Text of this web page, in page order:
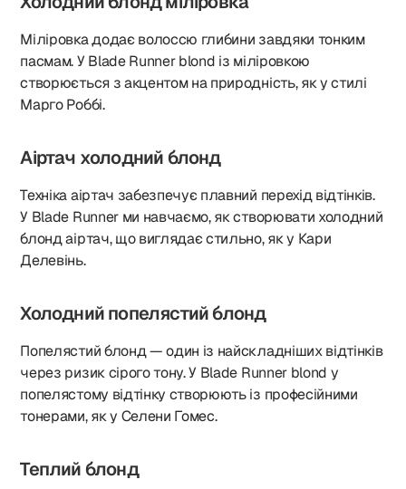
Міліровка додає волоссю глибини завдяки тонким
пасмам. У Blade Runner blond із міліровкою
створюється з акцентом на природність, як у стилі
Марго Роббі.
Аіртач холодний блонд
Техніка аіртач забезпечує плавний перехід відтінків.
У Blade Runner ми навчаємо, як створювати холодний
блонд аіртач, що виглядає стильно, як у Кари
Делевінь.
Холодний попелястий блонд
Попелястий блонд — один із найскладніших відтінків
через ризик сірого тону. У Blade Runner blond у
попелястому відтінку створюють із професійними
тонерами, як у Селени Гомес.
Теплий блонд